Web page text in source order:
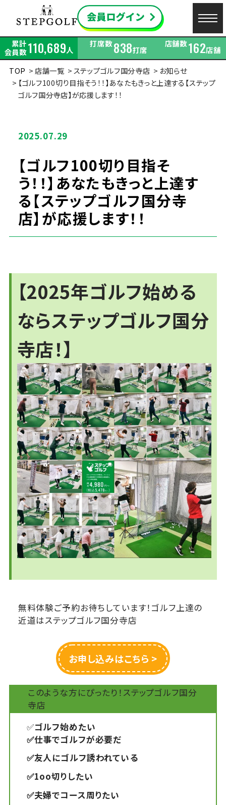
累計
会員数110,689人
打席数838打席
店舗数162店舗
TOP
店舗一覧 ステップゴルフ国分寺店
お知らせ
【ゴルフ100切り目指そう！！】あなたもきっと上達する【ステップ
ゴルフ国分寺店】が応援します！！
2025.07.29
【ゴルフ100切り目指そ
う！！】あなたもきっと上達す
る【ステップゴルフ国分寺
店】が応援します！！
【2025年ゴルフ始める
ならステップゴルフ国分
寺店！】
無料体験ご予約お待ちしています！ゴルフ上達の
近道はステップゴルフ国分寺店
お申し込みはこちら >
このような方にぴったり！ステップゴルフ国分
寺店
✅ゴルフ始めたい
✅仕事でゴルフが必要だ
✅友人にゴルフ誘われている
✅1oo切りしたい
✅夫婦でコース周りたい